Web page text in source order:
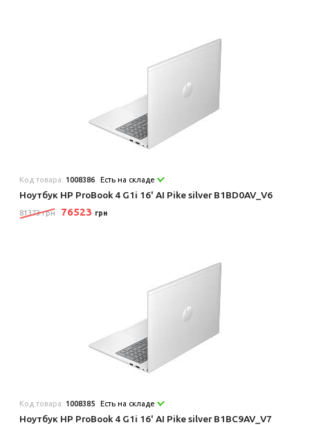
Код товара: 1008386 Есть на складе
Ноутбук HP ProBook 4 G1i 16' AI Pike silver B1BD0AV_V6
81373 грн 76523 грн
Код товара: 1008385 Есть на складе
Ноутбук HP ProBook 4 G1i 16' AI Pike silver B1BC9AV_V7